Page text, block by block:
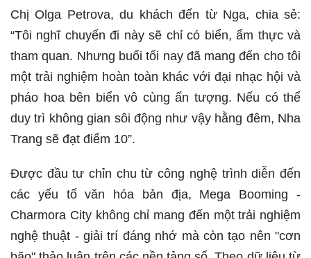
Chị Olga Petrova, du khách đến từ Nga, chia sẻ:
“Tôi nghĩ chuyến đi này sẽ chỉ có biển, ẩm thực và
tham quan. Nhưng buổi tối nay đã mang đến cho tôi
một trải nghiệm hoàn toàn khác với đại nhạc hội và
pháo hoa bên biển vô cùng ấn tượng. Nếu có thể
duy trì không gian sôi động như vậy hằng đêm, Nha
Trang sẽ đạt điểm 10”.
Được đầu tư chỉn chu từ công nghệ trình diễn đến
các yếu tố văn hóa bản địa, Mega Booming -
Charmora City không chỉ mang đến một trải nghiệm
nghệ thuật - giải trí đáng nhớ mà còn tạo nên "cơn